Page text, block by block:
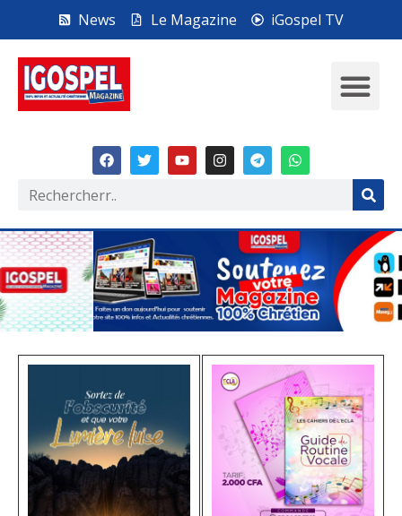
News Le Magazine iGospel TV